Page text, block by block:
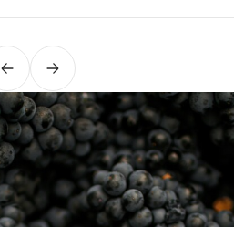
PrécédentSuivant